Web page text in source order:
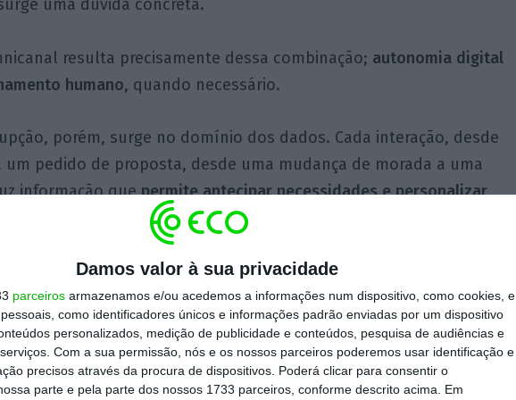
Damos valor à sua privacidade
parceiros armazenamos e/ou acedemos a informações num dispositivo, como cookies, e
como identificadores únicos e informações padrão enviadas por um dispositivo
personalizados, medição de publicidade e conteúdos, pesquisa de audiências e
Com a sua permissão, nós e os nossos parceiros poderemos usar identificação e
precisos através da procura de dispositivos. Poderá clicar para consentir o
parte e pela parte dos nossos 1733 parceiros, conforme descrito acima. Em
uma dúvida concreta.
resulta precisamente dessa combinação; autonomia digital
humano, quando necessário.
porém, surge no domínio dos dados. Cada interação, desde
um pedido de proposta, desde uma mudança de morada a uma
informação quepermite antecipar necessidades e personalizar
seguros que já acompanham o cliente no seu dia-a-dia obtêm sinais
tradicionais só vêem tarde e a custo elevado. Quando estas
a distribuição dos produtos de seguros dentro do seu próprio
aceder, de forma legal e direta,a uma visão completa da vida
lhes articular soluções mais oportunas, mais relevantes e mais